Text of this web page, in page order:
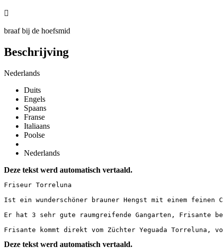

braaf bij de hoefsmid
Beschrijving
Nederlands
Duits
Engels
Spaans
Franse
Italiaans
Poolse
Nederlands
Deze tekst werd automatisch vertaald.
Friseur Torreluna
Ist ein wunderschöner brauner Hengst mit einem
Er hat 3 sehr gute raumgreifende Gangarten,
Frisante kommt direkt vom Züchter Yeguada Torreluna,
Deze tekst werd automatisch vertaald.